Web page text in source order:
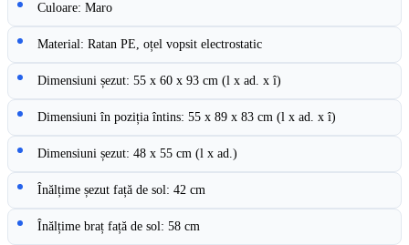
Culoare: Maro
Material: Ratan PE, oțel vopsit electrostatic
Dimensiuni șezut: 55 x 60 x 93 cm (l x ad. x î)
Dimensiuni în poziția întins: 55 x 89 x 83 cm (l x ad. x î)
Dimensiuni șezut: 48 x 55 cm (l x ad.)
Înălțime șezut față de sol: 42 cm
Înălțime braț față de sol: 58 cm